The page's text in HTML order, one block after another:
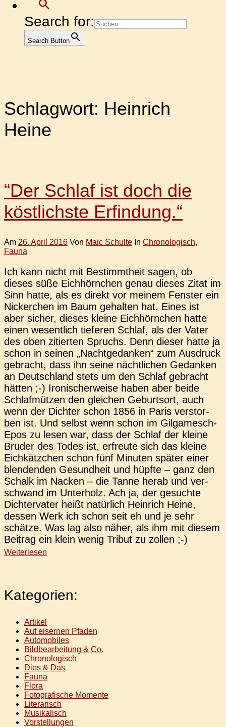
Search for:
Search Button
Schlagwort: Heinrich
Heine
“Der Schlaf ist doch die
köstlichste Erfindung.“
Am 26. April 2016 Von Maic Schulte In Chronologisch,
Fauna
Ich kann nicht mit Bestimmt­heit sagen, ob
dieses süße Eich­hörn­chen genau dieses Zitat im
Sinn hatte, als es direkt vor meinem Fens­ter ein
Nicker­chen im Baum gehal­ten hat. Eines ist
aber sicher, dieses kleine Eich­hörn­chen hatte
einen wesent­lich tie­fe­ren Schlaf, als der Vater
des oben zitier­ten Spruchs. Denn dieser hatte ja
schon in seinen „Nacht­ge­dan­ken“ zum Aus­druck
gebracht, dass ihn seine nächt­li­chen Gedan­ken
an Deutsch­land stets um den Schlaf gebracht
hätten ;-) Iro­ni­scher­wei­se haben aber beide
Schlaf­müt­zen den glei­chen Geburts­ort, auch
wenn der Dich­ter schon 1856 in Paris ver­stor­
ben ist. Und selbst wenn schon im Gil­­ga­­mesch-
Epos zu lesen war, dass der Schlaf der kleine
Bruder des Todes ist, erfreu­te sich das kleine
Eich­kätz­chen schon fünf Minu­ten später einer
blen­den­den Gesund­heit und hüpfte – ganz den
Schalk im Nacken – die Tanne herab und ver­
schwand im Unter­holz. Ach ja, der gesuch­te
Dich­ter­va­ter heißt natür­lich Hein­rich Heine,
dessen Werk ich schon seit eh und je sehr
schät­ze. Was lag also näher, als ihm mit diesem
Bei­trag ein klein wenig Tribut zu zollen ;-)
Weiterlesen
Kategorien:
Artikel
Auf eisernen Pfaden
Automobiles
Bildbearbeitung & Co.
Chronologisch
Dies & Das
Fauna
Flora
Fotografische Momente
Literarisch
Musikalisch
Vorstellungen